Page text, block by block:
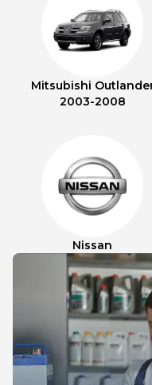
Mitsubishi
2003-2008
Nissan